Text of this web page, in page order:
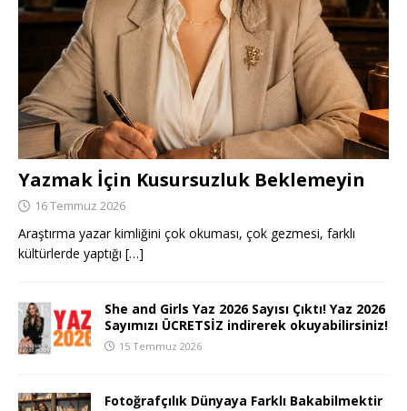
Yazmak İçin Kusursuzluk Beklemeyin
16 Temmuz 2026
Araştırma yazar kimliğini çok okuması, çok gezmesi, farklı
kültürlerde yaptığı […]
She and Girls Yaz 2026 Sayısı Çıktı! Yaz 2026
Sayımızı ÜCRETSİZ indirerek okuyabilirsiniz!
15 Temmuz 2026
Fotoğrafçılık Dünyaya Farklı Bakabilmektir